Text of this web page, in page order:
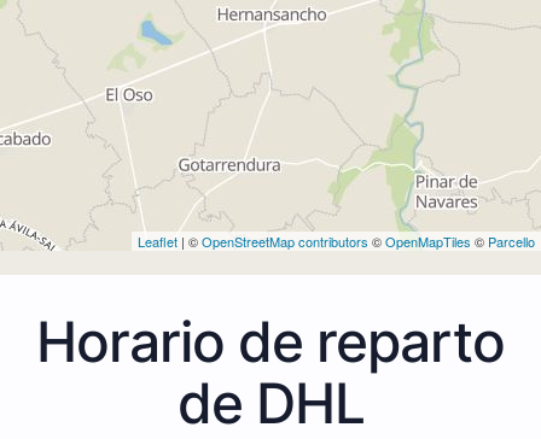
Leaflet | ©OpenStreetMap contributors ©OpenMapTiles © Parcello
Horario de reparto
de DHL